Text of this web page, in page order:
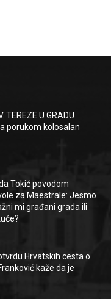
TEREZE U GRADU
porukom kolosalan
Tokić povodom
za Maestrale: Jesmo
mi građani grada ili
Hrvatskih cesta o
kaže da je